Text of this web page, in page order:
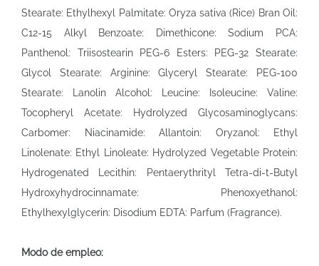
Stearate: Ethylhexyl Palmitate: Oryza sativa (Rice) Bran Oil:
C12-15 Alkyl Benzoate: Dimethicone: Sodium PCA:
Panthenol: Triisostearin PEG-6 Esters: PEG-32 Stearate:
Glycol Stearate: Arginine: Glyceryl Stearate: PEG-100
Stearate: Lanolin Alcohol: Leucine: Isoleucine: Valine:
Tocopheryl Acetate: Hydrolyzed Glycosaminoglycans:
Carbomer: Niacinamide: Allantoin: Oryzanol: Ethyl
Linolenate: Ethyl Linoleate: Hydrolyzed Vegetable Protein:
Hydrogenated Lecithin: Pentaerythrityl Tetra-di-t-Butyl
Hydroxyhydrocinnamate: Phenoxyethanol:
Ethylhexylglycerin: Disodium EDTA: Parfum (Fragrance).
Modo de empleo: